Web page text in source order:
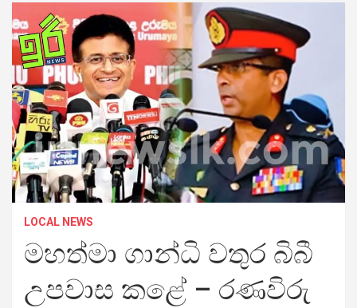
LOCAL NEWS
මහත්මා ගාන්ධි වතුර බිබී
උපවාස කළේ – රණවිරු